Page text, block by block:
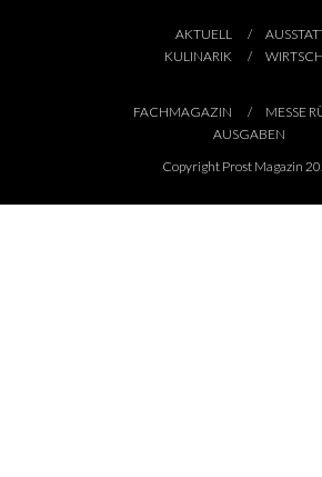
AKTUELL
KULINARIK
FACHMAGAZIN
MESSE
AUSGABEN
Copyright Prost Magazin